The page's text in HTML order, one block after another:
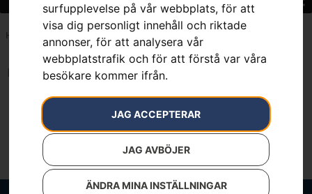
surfupplevelse på vår webbplats, för att
visa dig personligt innehåll och riktade
annonser, för att analysera vår
webbplatstrafik och för att förstå var våra
besökare kommer ifrån.
JAG ACCEPTERAR
JAG AVBÖJER
ÄNDRA MINA INSTÄLLNINGAR
Hem 7391736319799
Inga resultat.